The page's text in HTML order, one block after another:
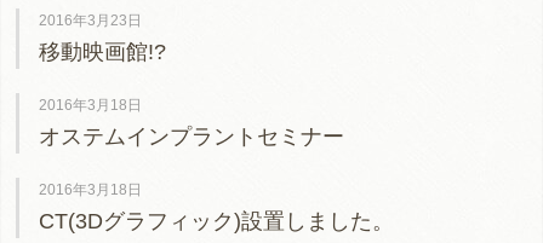
2016年3月23日
移動映画館!?
2016年3月18日
オステムインプラントセミナー
2016年3月18日
CT(3Dグラフィック)設置しました。